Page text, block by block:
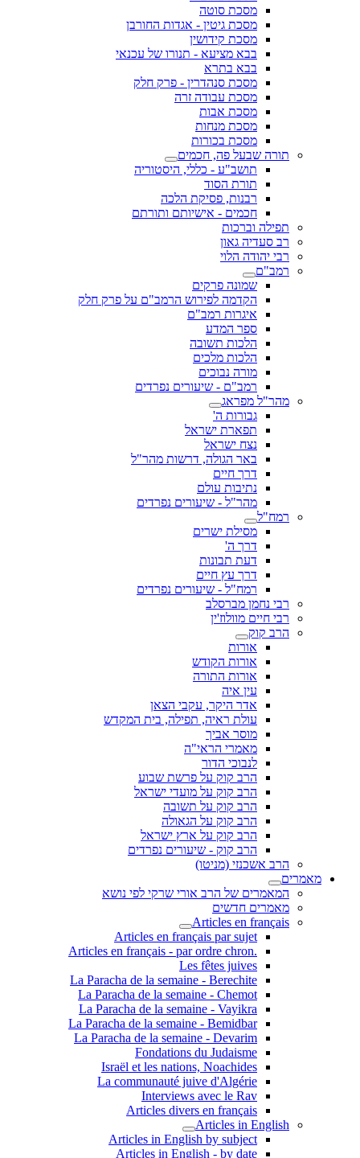
מסכת סוטה
מסכת גיטין - אגדות החורבן
מסכת קידושין
בבא מציעא - תנורו של עכנאי
בבא בתרא
מסכת סנהדרין - פרק חלק
מסכת עבודה זרה
מסכת אבות
מסכת מנחות
מסכת בכורות
תורה שבעל פה, חכמים
תושב"ע - כללי, היסטוריה
תורת הסוד
רבנות, פסיקת הלכה
חכמים - אישיותם ותורתם
תפילה וברכות
רב סעדיה גאון
רבי יהודה הלוי
רמב"ם
שמונה פרקים
הקדמה לפירוש הרמב"ם על פרק חלק
איגרות רמב"ם
ספר המדע
הלכות תשובה
הלכות מלכים
מורה נבוכים
רמב"ם - שיעורים נפרדים
מהר"ל מפראג
גבורות ה'
תפארת ישראל
נצח ישראל
באר הגולה, דרשות מהר"ל
דרך חיים
נתיבות עולם
מהר"ל - שיעורים נפרדים
רמח"ל
מסילת ישרים
דרך ה'
דעת תבונות
דרך עץ חיים
רמח"ל - שיעורים נפרדים
רבי נחמן מברסלב
רבי חיים מוולוז'ין
הרב קוק
אורות
אורות הקודש
אורות התורה
עין איה
אדר היקר, עקבי הצאן
עולת ראיה, תפילה, בית המקדש
מוסר אביך
מאמרי הראי"ה
לנבוכי הדור
הרב קוק על פרשת שבוע
הרב קוק על מועדי ישראל
הרב קוק על תשובה
הרב קוק על הגאולה
הרב קוק על ארץ ישראל
הרב קוק - שיעורים נפרדים
הרב אשכנזי (מניטו)
מאמרים
המאמרים של הרב אורי שרקי לפי נושא
מאמרים חדשים
Articles en français
Articles en français par sujet
.Articles en français - par ordre chron
Les fêtes juives
La Paracha de la semaine - Berechite
La Paracha de la semaine - Chemot
La Paracha de la semaine - Vayikra
La Paracha de la semaine - Bemidbar
La Paracha de la semaine - Devarim
Fondations du Judaisme
Israël et les nations, Noachides
La communauté juive d'Algérie
Interviews avec le Rav
Articles divers en français
Articles in English
Articles in English by subject
Articles in English - by date